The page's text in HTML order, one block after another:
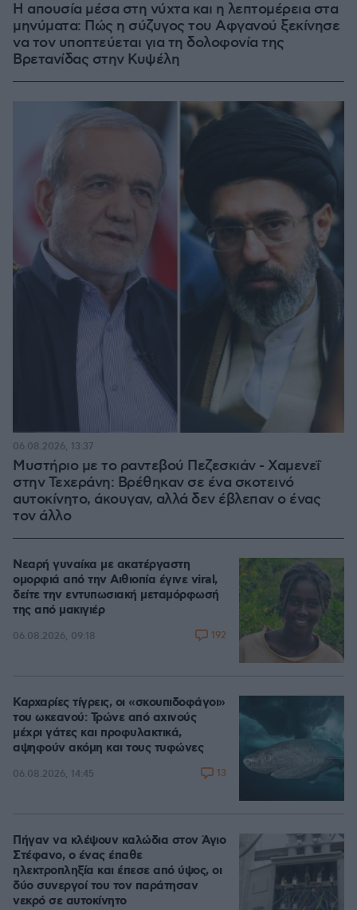
Η απουσία μέσα στη νύχτα και η λεπτομέρεια στα
μηνύματα: Πώς η σύζυγος του Αφγανού ξεκίνησε
να τον υποπτεύεται για τη δολοφονία της
Βρετανίδας στην Κυψέλη
Μυστήριο με το ραντεβού Πεζεσκιάν - Χαμενεΐ
στην Τεχεράνη: Βρέθηκαν σε ένα σκοτεινό
αυτοκίνητο, άκουγαν, αλλά δεν έβλεπαν ο ένας
τον άλλο
06.08.2026, 13:37
Νεαρή γυναίκα με ακατέργαστη
ομορφιά από την Αιθιοπία έγινε viral,
δείτε την εντυπωσιακή μεταμόρφωσή
της από μακιγιέρ
06.08.2026, 09:18 192
Καρχαρίες τίγρεις, οι «σκουπιδοφάγοι»
του ωκεανού: Τρώνε από αχινούς
μέχρι γάτες και προφυλακτικά,
αψηφούν ακόμη και τους τυφώνες
06.08.2026, 14:45 13
Πήγαν να κλέψουν καλώδια στον Άγιο
Στέφανο, ο ένας έπαθε
ηλεκτροπληξία και έπεσε από ύψος, οι
δύο συνεργοί του τον παράτησαν
νεκρό σε αυτοκίνητο